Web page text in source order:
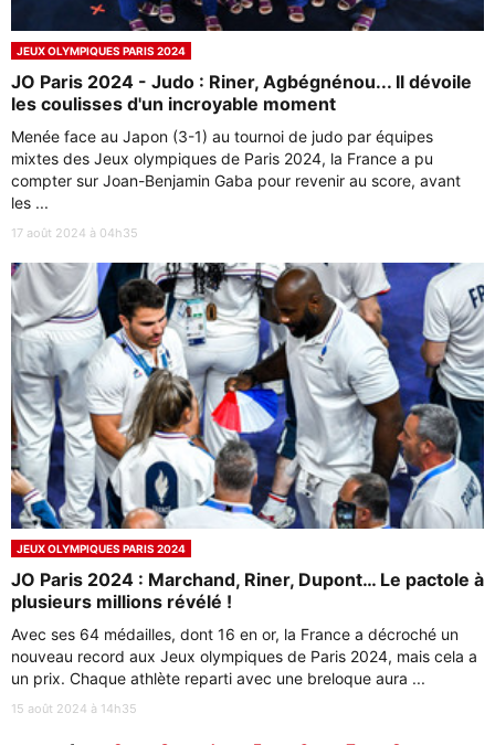
JEUX OLYMPIQUES PARIS 2024
JO Paris 2024 - Judo : Riner, Agbégnénou... Il dévoile
les coulisses d'un incroyable moment
Menée face au Japon (3-1) au tournoi de judo par équipes
mixtes des Jeux olympiques de Paris 2024, la France a pu
compter sur Joan-Benjamin Gaba pour revenir au score, avant
les ...
17 août 2024 à 04h35
JEUX OLYMPIQUES PARIS 2024
JO Paris 2024 : Marchand, Riner, Dupont… Le pactole à
plusieurs millions révélé !
Avec ses 64 médailles, dont 16 en or, la France a décroché un
nouveau record aux Jeux olympiques de Paris 2024, mais cela a
un prix. Chaque athlète reparti avec une breloque aura ...
15 août 2024 à 14h35